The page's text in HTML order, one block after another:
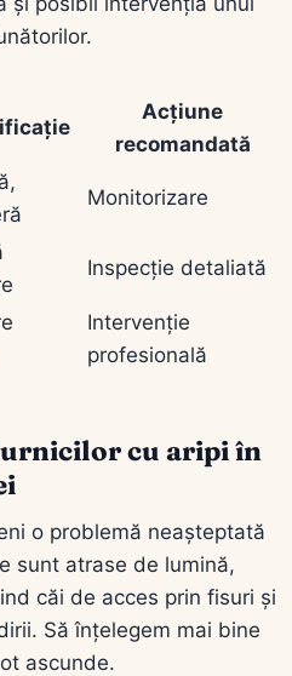
Acțiune
recomandată
Monitorizare
Inspecție detaliată
Intervenție
profesională
cu aripi în
o problemă neașteptată
sunt atrase de lumină,
căi de acces prin fisuri și
Să înțelegem mai bine
ascunde.